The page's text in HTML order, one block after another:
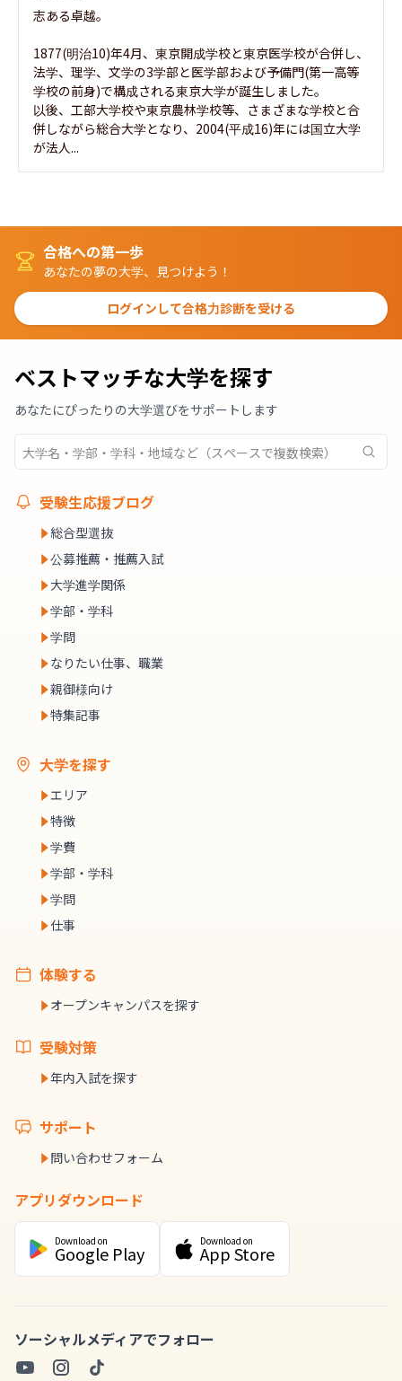
志ある卓越。
1877(明治10)年4月、東京開成学校と東京医学校が合併し、
法学、理学、文学の3学部と医学部および予備門(第一高等
学校の前身)で構成される東京大学が誕生しました。
以後、工部大学校や東京農林学校等、さまざまな学校と合
併しながら総合大学となり、2004(平成16)年には国立大学
が法人...
合格への第一歩
あなたの夢の大学、見つけよう！
ログインして合格力診断を受ける
ベストマッチな大学を探す
あなたにぴったりの大学選びをサポートします
受験生応援ブログ
総合型選抜
公募推薦・推薦入試
大学進学関係
学部・学科
学問
なりたい仕事、職業
親御様向け
特集記事
大学を探す
エリア
特徴
学費
学部・学科
学問
仕事
体験する
オープンキャンパスを探す
受験対策
年内入試を探す
サポート
問い合わせフォーム
アプリダウンロード
Download on
Google Play
Download on
App Store
ソーシャルメディアでフォロー